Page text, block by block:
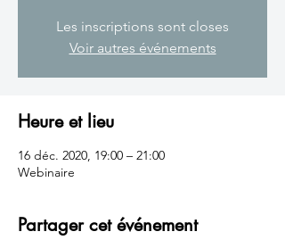
Les inscriptions sont closes
Voir autres événements
Heure et lieu
16 déc. 2020, 19:00 – 21:00
Webinaire
Partager cet événement